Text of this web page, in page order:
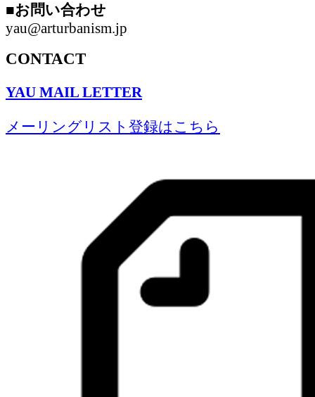
■お問い合わせ
yau@arturbanism.jp
CONTACT
YAU MAIL LETTER
メーリングリスト登録はこちら